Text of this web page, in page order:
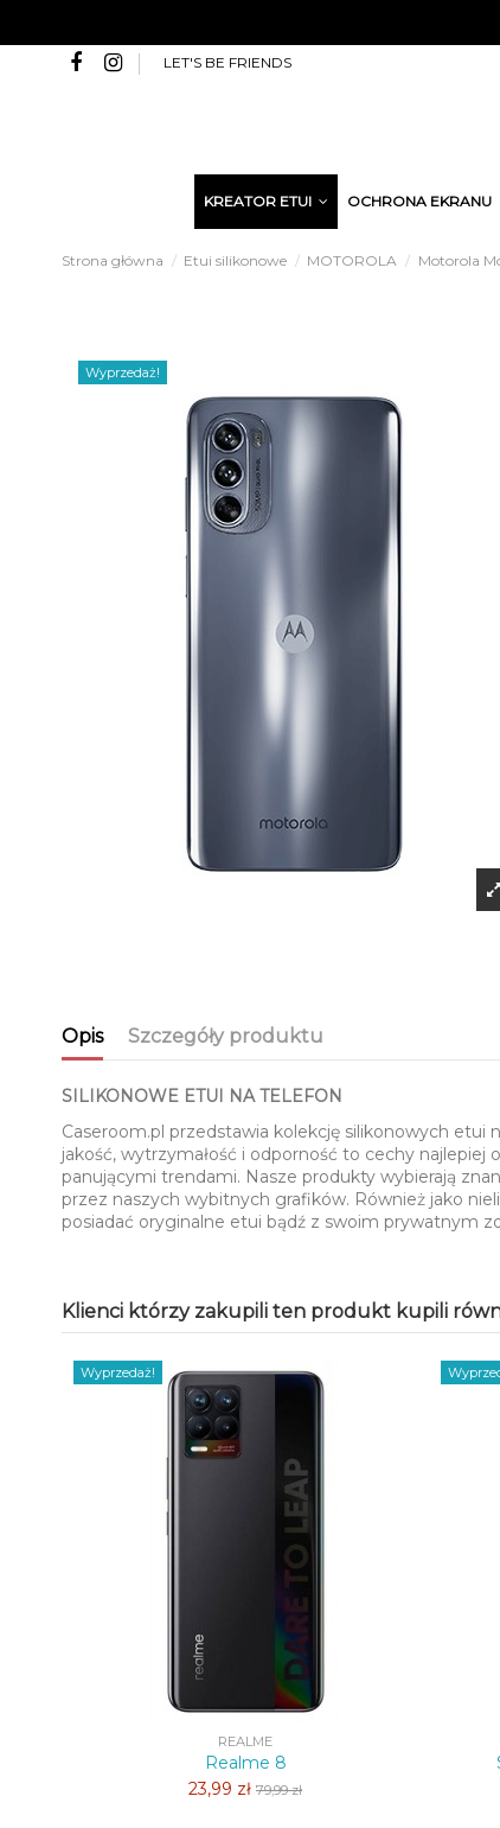
LET'S BE FRIENDS
KREATOR ETUI OCHRONA EKRANU
Strona główna Etui silikonowe MOTOROLA Motorola
Wyprzedaż!
Opis Szczegóły produktu
SILIKONOWE ETUI NA TELEFON
Caseroom.pl przedstawia kolekcję silikonowych
jakość, wytrzymałość i odporność to cechy
panującymi trendami. Nasze produkty wybierają
przez naszych wybitnych grafików. Również jako
posiadać oryginalne etui bądź z swoim prywatnym
Klienci którzy zakupili ten produkt kupili
Wyprzedaż!
REALME
Realme 8
23,99 zł 79,99 zł